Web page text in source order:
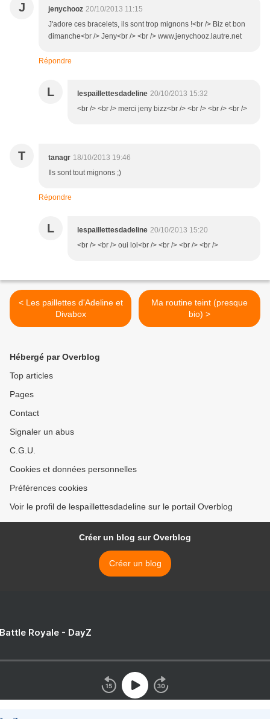
J jenychooz 20/10/2013 11:15
J'adore ces bracelets, ils sont trop mignons !<br /> Biz et bon
dimanche<br /> Jeny<br /> <br /> www.jenychooz.lautre.net
Répondre
L lespaillettesdadeline 20/10/2013 15:32
<br /> <br /> merci jeny bizz<br /> <br /> <br /> <br />
T tanagr 18/10/2013 19:46
Ils sont tout mignons ;)
Répondre
L lespaillettesdadeline 20/10/2013 15:20
<br /> <br /> oui lol<br /> <br /> <br /> <br />
< Les paillettes d'Adeline et
Divabox
Ma routine teint (presque
bio) >
Hébergé par Overblog
Top articles
Pages
Contact
Signaler un abus
C.G.U.
Cookies et données personnelles
Préférences cookies
Voir le profil de lespaillettesdadeline sur le portail Overblog
Créer un blog sur Overblog
Créer un blog
Royale - DayZ